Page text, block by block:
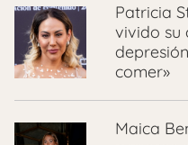
Patricia
vivido su
comer»
Maica